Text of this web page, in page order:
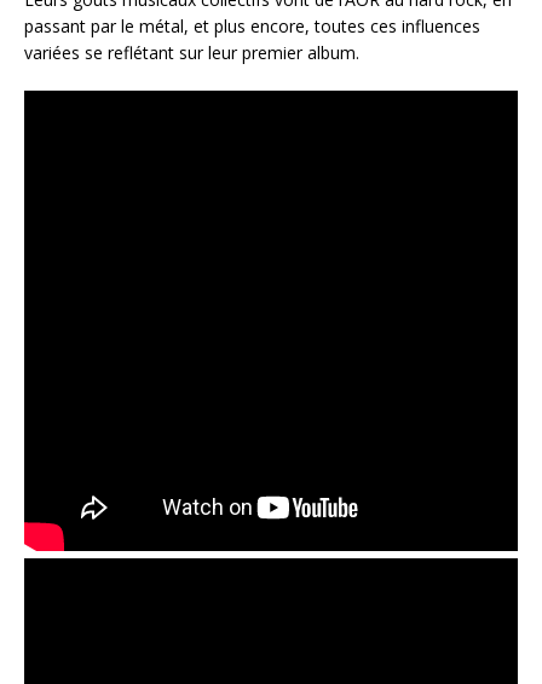
passant par le métal, et plus encore, toutes ces influences
variées se reflétant sur leur premier album.